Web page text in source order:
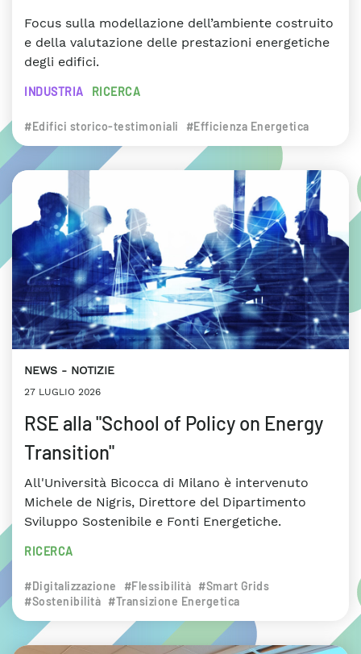
Focus sulla modellazione dell’ambiente costruito
e della valutazione delle prestazioni energetiche
degli edifici.
INDUSTRIA RICERCA
#Edifici storico-testimoniali #Efficienza Energetica
NEWS NOTIZIE
27 LUGLIO 2026
RSE alla "School of Policy on Energy
Transition"
All'Università Bicocca di Milano è intervenuto
Michele de Nigris, Direttore del Dipartimento
Sviluppo Sostenibile e Fonti Energetiche.
RICERCA
#Digitalizzazione #Flessibilità #Smart Grids
#Sostenibilità #Transizione Energetica